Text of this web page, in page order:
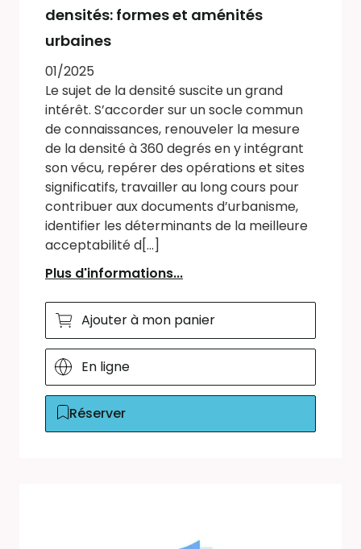
densités: formes et aménités
urbaines
01/2025
Le sujet de la densité suscite un grand
intérêt. S’accorder sur un socle commun
de connaissances, renouveler la mesure
de la densité à 360 degrés en y intégrant
son vécu, repérer des opérations et sites
significatifs, travailler au long cours pour
contribuer aux documents d’urbanisme,
identifier les déterminants de la meilleure
acceptabilité d[...]
Plus d'informations...
Ajouter à mon panier
En ligne
Réserver